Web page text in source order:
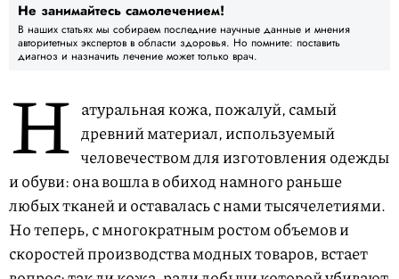
Не занимайтесь самолечением!
В наших статьях мы собираем последние научные данные и мнения
авторитетных экспертов в области здоровья. Но помните: поставить
диагноз и назначить лечение может только врач.
Н атуральная кожа, пожалуй, самый
древний материал, используемый
человечеством для изготовления одежды
и обуви: она вошла в обиход намного раньше
любых тканей и оставалась с нами тысячелетиями.
Но теперь, с многократным ростом объемов и
скоростей производства модных товаров, встает